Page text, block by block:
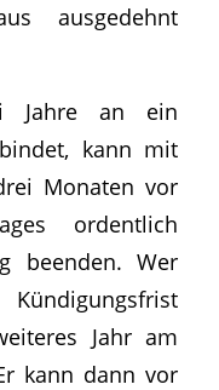
ausgedehnt
Jahre an ein
kann mit
Monaten vor
ordentlich
beenden. Wer
Jahr am
kann dann vor